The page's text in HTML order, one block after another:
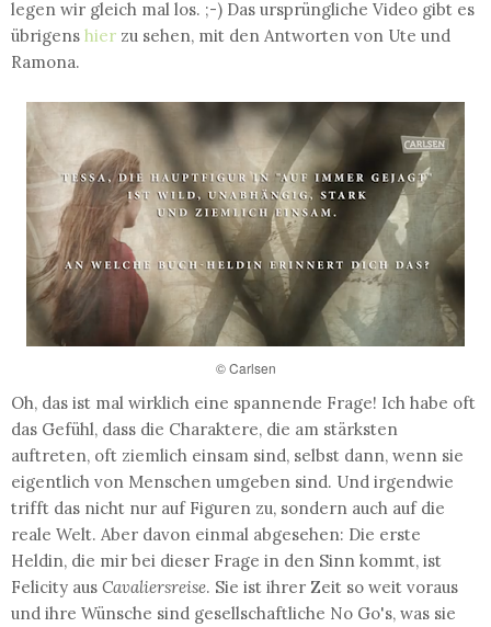
legen wir gleich mal los. ;-) Das ursprüngliche Video gibt es
übrigens hier zu sehen, mit den Antworten von Ute und
Ramona.
© Carlsen
Oh, das ist mal wirklich eine spannende Frage! Ich habe oft
das Gefühl, dass die Charaktere, die am stärksten
auftreten, oft ziemlich einsam sind, selbst dann, wenn sie
eigentlich von Menschen umgeben sind. Und irgendwie
trifft das nicht nur auf Figuren zu, sondern auch auf die
reale Welt. Aber davon einmal abgesehen: Die erste
Heldin, die mir bei dieser Frage in den Sinn kommt, ist
Felicity aus Cavaliersreise. Sie ist ihrer Zeit so weit voraus
und ihre Wünsche sind gesellschaftliche No Go's, was sie